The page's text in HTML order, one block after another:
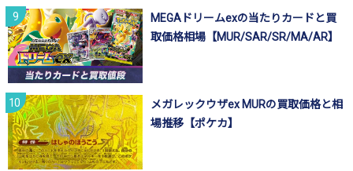
MEGAドリームexの当たりカードと買
取価格相場【MUR/SAR/SR/MA/AR】
メガレックウザex MURの買取価格と相
場推移【ポケカ】